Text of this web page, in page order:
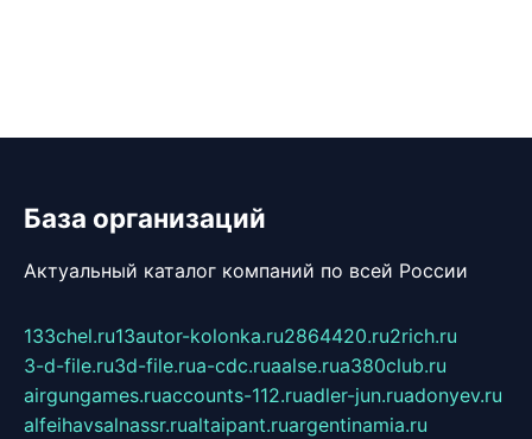
База организаций
Актуальный каталог компаний по всей России
133chel.ru13autor-kolonka.ru2864420.ru2rich.ru
3-d-file.ru3d-file.rua-cdc.ruaalse.rua380club.ru
airgungames.ruaccounts-112.ruadler-jun.ruadonyev.ru
alfeihavsalnassr.rualtaipant.ruargentinamia.ru